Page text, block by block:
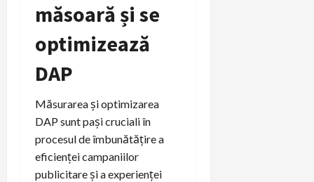
măsoară și se
optimizează
DAP
Măsurarea și optimizarea
DAP sunt pași cruciali în
procesul de îmbunătățire a
eficienței campaniilor
publicitare și a experienței